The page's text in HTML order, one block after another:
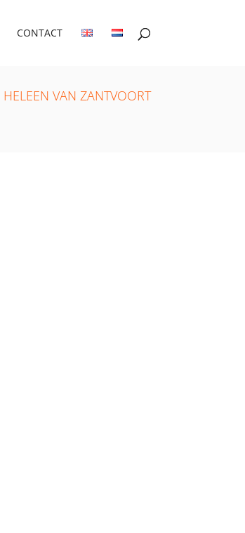
CONTACT
HELEEN VAN ZANTVOORT